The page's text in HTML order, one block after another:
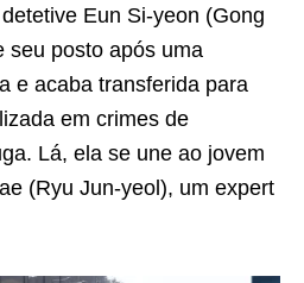
Eun Si-yeon (Gong
seu posto após uma
e acaba transferida para
em crimes de
Lá, ela se une ao jovem
(Ryu Jun-yeol), um expert